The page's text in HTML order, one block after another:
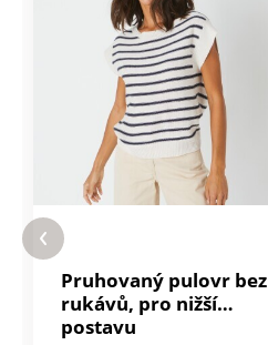
Pruhovaný pulovr bez
rukávů, pro nižší
postavu